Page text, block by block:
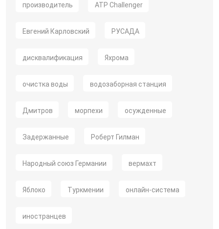
производитель ATP Challenger
Евгений Карловский РУСАДА
дисквалификация Яхрома
очистка воды водозаборная станция
Дмитров морпехи осужденные
Задержанные Роберт Гилман
Народный союз Германии вермахт
Яблоко Туркмении онлайн-система
иностранцев